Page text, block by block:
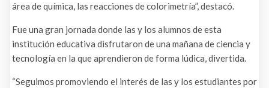
área de química, las reacciones de colorimetría”, destacó.
Fue una gran jornada donde las y los alumnos de esta
institución educativa disfrutaron de una mañana de ciencia y
tecnología en la que aprendieron de forma lúdica, divertida.
“Seguimos promoviendo el interés de las y los estudiantes por